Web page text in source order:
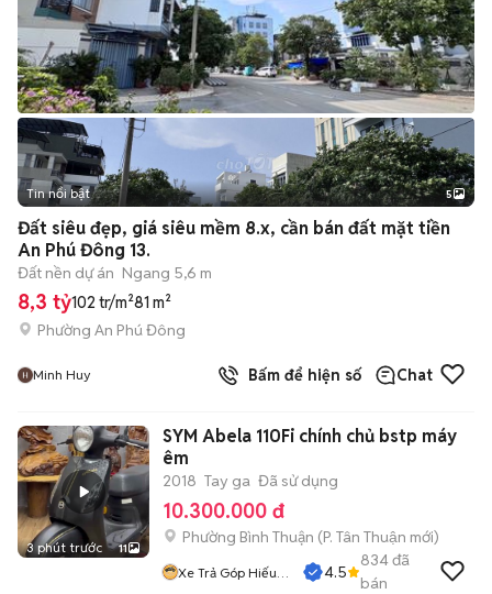
Tin nổi bật 5
Đất siêu đẹp, giá siêu mềm 8.x, cần bán đất mặt tiền
An Phú Đông 13.
Đất nền dự án Ngang 5,6 m
8,3 tỷ102 tr/m²81 m²
Phường An Phú Đông
Minh Huy Bấm để hiện số Chat
3 phút trước 11
SYM Abela 110Fi chính chủ bstp máy
êm
2018 Tay ga Đã sử dụng
10.300.000 đ
Phường Bình Thuận (P. Tân Thuận mới)
Xe Trả Góp Hiếu
4.5
834đã
bán